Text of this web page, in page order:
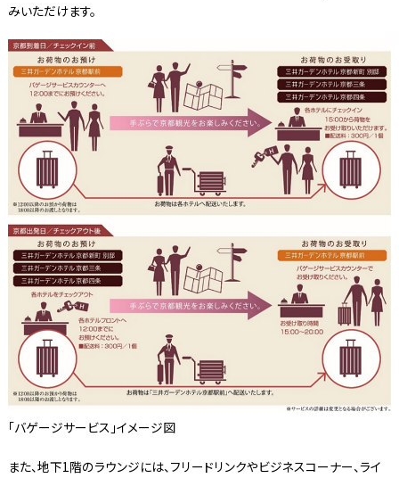
みいただけます。
「バゲージサービス」イメージ図
また、地下1階のラウンジには、フリードリンクやビジネスコーナー、ライ